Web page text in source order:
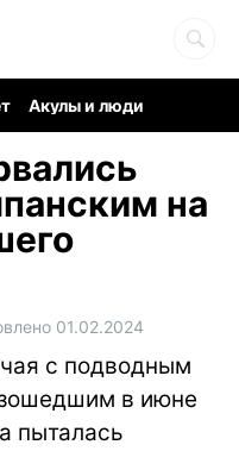
Акулы и люди
на
01.02.2024
с подводным
в июне
пыталась